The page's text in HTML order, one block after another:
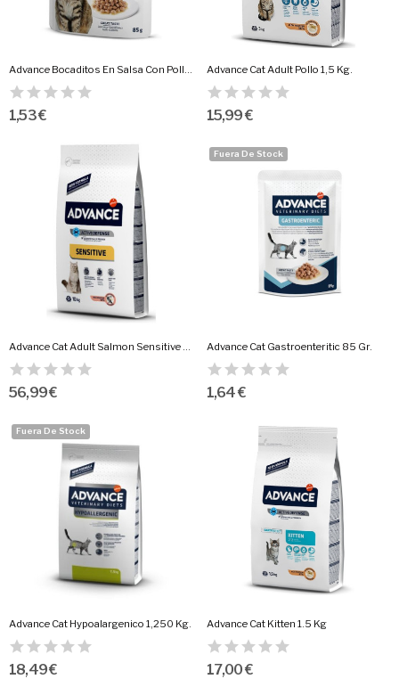
1,53 €
Advance Cat Adult Pollo 1,5 Kg.
15,99 €
56,99 €
Fuera De Stock
Advance Cat Gastroenteritic 85 Gr.
1,64 €
Fuera De Stock
Advance Cat Hypoalargenico 1,250 Kg.
18,49 €
Advance Cat Kitten 1.5 Kg
17,00 €